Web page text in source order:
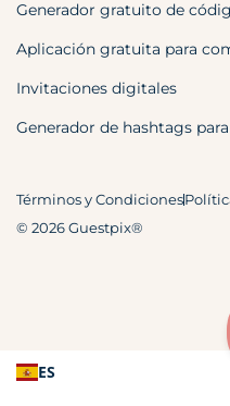
Generador gratuito de
Aplicación gratuita para
Invitaciones digitales
Generador de hashtags
© 2026 Guestpix®
Términos y Condiciones
ES